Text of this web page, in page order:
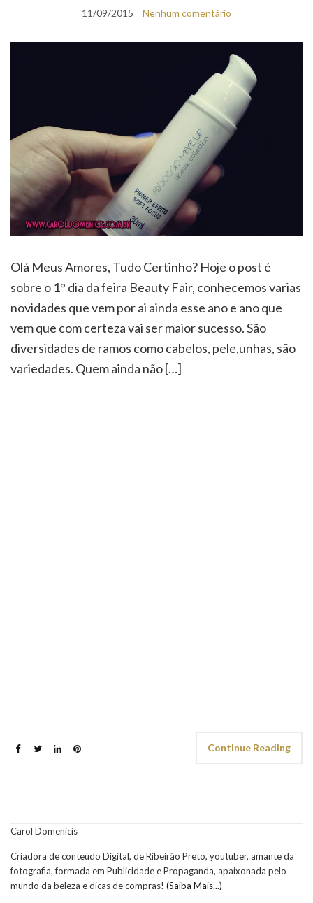
11/09/2015 Nenhum comentário
Olá Meus Amores, Tudo Certinho? Hoje o post é
sobre o 1° dia da feira Beauty Fair, conhecemos varias
novidades que vem por ai ainda esse ano e ano que
vem que com certeza vai ser maior sucesso. São
diversidades de ramos como cabelos, pele,unhas, são
variedades. Quem ainda não […]
Continue Reading
Carol Domenicis
Criadora de conteúdo Digital, de Ribeirão Preto, youtuber, amante da
fotografia, formada em Publicidade e Propaganda, apaixonada pelo
mundo da beleza e dicas de compras! (Saiba Mais...)